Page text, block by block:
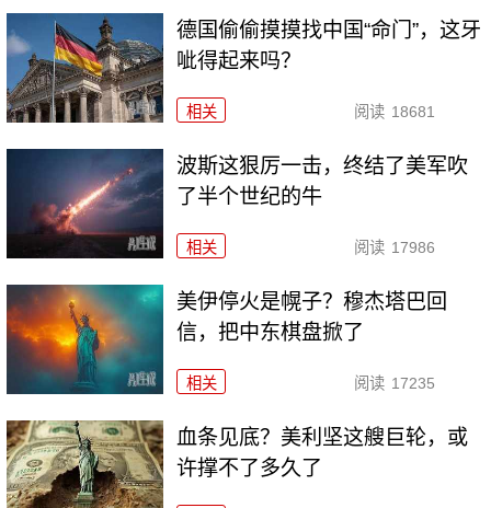
德国偷偷摸摸找中国“命门”，这牙
呲得起来吗？
相关 阅读 18681
波斯这狠厉一击，终结了美军吹
了半个世纪的牛
相关 阅读 17986
美伊停火是幌子？穆杰塔巴回
信，把中东棋盘掀了
相关 阅读 17235
血条见底？美利坚这艘巨轮，或
许撑不了多久了